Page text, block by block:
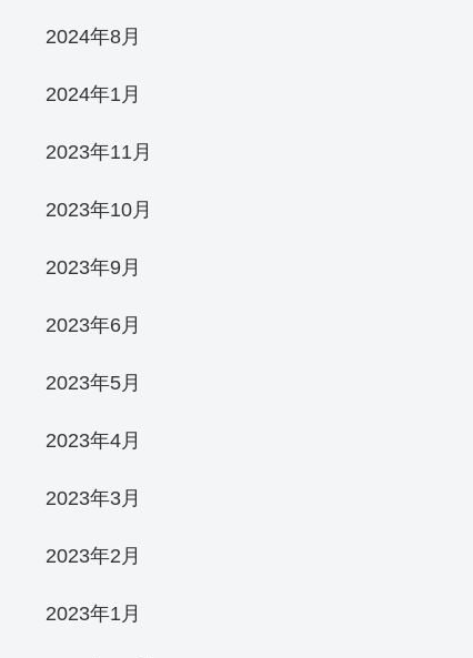
2024年8月
2024年1月
2023年11月
2023年10月
2023年9月
2023年6月
2023年5月
2023年4月
2023年3月
2023年2月
2023年1月